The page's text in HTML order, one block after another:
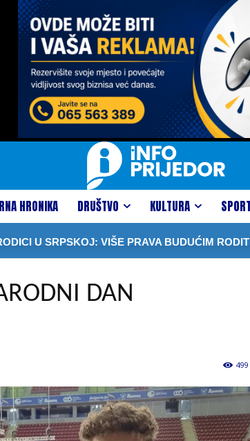
HRONIKA DRUŠTVO KULTURA SPORT
U SRPSKOJ: VIŠE PRAVA BUDUĆIM
DAN
499